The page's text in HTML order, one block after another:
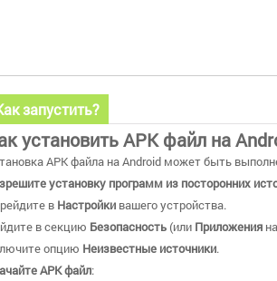
запустить?
установить APK файл на
APK файла на Android может быть
установку программ из посторонних
в Настройки вашего устройства.
в секцию Безопасность (или Приложения
опцию Неизвестные источники.
APK файл: